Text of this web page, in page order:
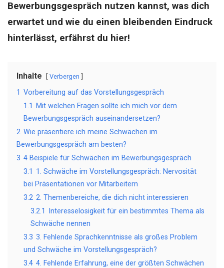
Bewerbungsgespräch nutzen kannst, was dich
erwartet und wie du einen bleibenden Eindruck
hinterlässt, erfährst du hier!
Inhalte Verbergen
1 Vorbereitung auf das Vorstellungsgespräch
1.1
Mit welchen Fragen sollte ich mich vor dem
Bewerbungsgespräch auseinandersetzen?
2 Wie präsentiere ich meine Schwächen im
Bewerbungsgespräch am besten?
3 4 Beispiele für Schwächen im Bewerbungsgespräch
3.1 1. Schwäche im Vorstellungsgespräch: Nervosität
bei Präsentationen vor Mitarbeitern
3.2 2. Themenbereiche, die dich nicht interessieren
3.2.1
Interesselosigkeit für ein bestimmtes Thema als
Schwäche nennen
3.3 3. Fehlende Sprachkenntnisse als großes Problem
und Schwäche im Vorstellungsgespräch?
3.4 4. Fehlende Erfahrung, eine der größten Schwächen